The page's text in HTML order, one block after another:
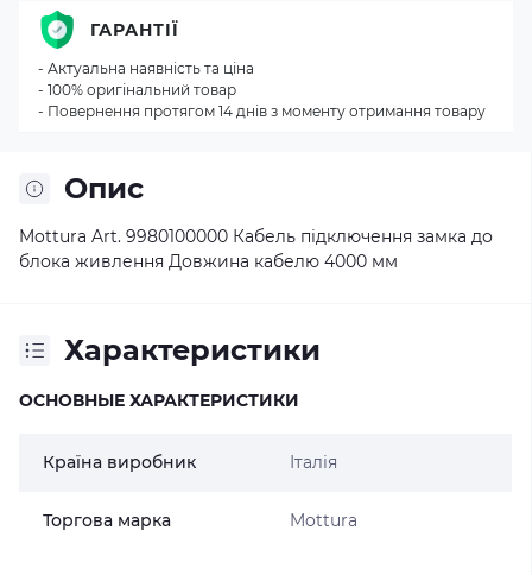
Опис
Mottura Art. 9980100000 Кабель підключення замка до
блока живлення Довжина кабелю 4000 мм
Характеристики
ОСНОВНЫЕ ХАРАКТЕРИСТИКИ
Країна виробник Італія
Торгова марка Mottura
ГАРАНТІЇ
- Актуальна наявність та ціна
- 100% оригінальний товар
- Повернення протягом 14 днів з моменту отримання товару